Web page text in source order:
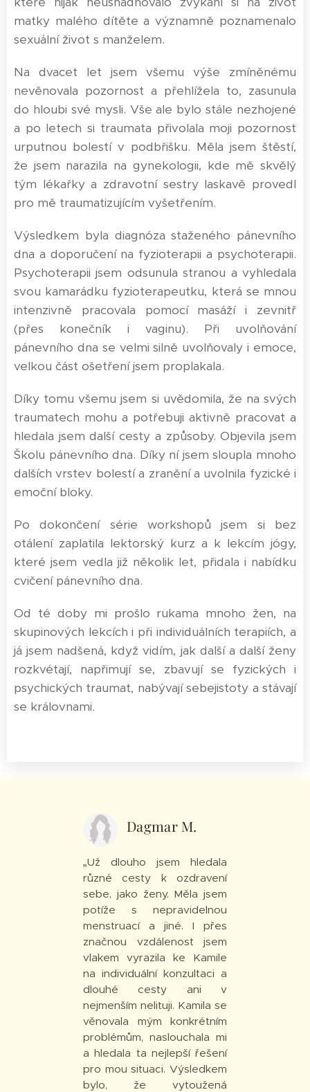
matky malého dítěte a významně poznamenalo
sexuální život s manželem.
Na dvacet let jsem všemu výše zmíněnému
nevěnovala pozornost a přehlížela to, zasunula
do hloubi své mysli. Vše ale bylo stále nezhojené
a po letech si traumata přivolala moji pozornost
urputnou bolestí v podbřišku. Měla jsem štěstí,
že jsem narazila na gynekologii, kde mě skvělý
tým lékařky a zdravotní sestry laskavě provedl
pro mě traumatizujícím vyšetřením.
Výsledkem byla diagnóza staženého pánevního
dna a doporučení na fyzioterapii a psychoterapii.
Psychoterapii jsem odsunula stranou a vyhledala
svou kamarádku fyzioterapeutku, která se mnou
intenzivně pracovala pomocí masáží i zevnitř
(přes konečník i vaginu). Při uvolňování
pánevního dna se velmi silně uvolňovaly i emoce,
velkou část ošetření jsem proplakala.
Díky tomu všemu jsem si uvědomila, že na svých
traumatech mohu a potřebuji aktivně pracovat a
hledala jsem další cesty a způsoby. Objevila jsem
Školu pánevního dna. Díky ní jsem sloupla mnoho
dalších vrstev bolestí a zranění a uvolnila fyzické i
emoční bloky.
Po dokončení série workshopů jsem si bez
otálení zaplatila lektorský kurz a k lekcím jógy,
které jsem vedla již několik let, přidala i nabídku
cvičení pánevního dna.
Od té doby mi prošlo rukama mnoho žen, na
skupinových lekcích i při individuálních terapiích, a
já jsem nadšená, když vidím, jak další a další ženy
rozkvétají, napřimují se, zbavují se fyzických i
psychických traumat, nabývají sebejistoty a stávají
se královnami.
Dagmar M.
„Už dlouho jsem hledala
různé cesty k ozdravení
sebe, jako ženy. Měla jsem
potíže s nepravidelnou
menstruací a jiné. I přes
značnou vzdálenost jsem
vlakem vyrazila ke Kamile
na individuální konzultaci a
dlouhé cesty ani v
nejmenším nelituji. Kamila se
věnovala mým konkrétním
problémům, naslouchala mi
a hledala ta nejlepší řešení
pro mou situaci. Výsledkem
bylo, že vytoužená